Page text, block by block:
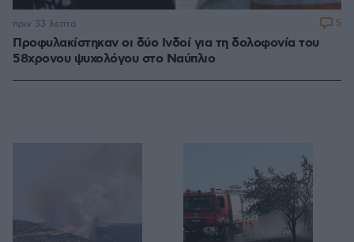
Προφυλακίστηκαν οι δύο Ινδοί για τη δολοφονία του
58χρονου ψυχολόγου στο Ναύπλιο
πριν 33 λεπτά 5